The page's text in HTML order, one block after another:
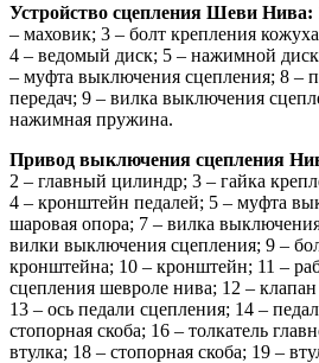
Устройство сцепления Шеви Нива:
– маховик; 3 – болт крепления
4 – ведомый диск; 5 – нажимной
– муфта выключения сцепления; 8 –
передач; 9 – вилка выключения
нажимная пружина.
Привод выключения сцепления
2 – главный цилиндр; 3 – гайка
4 – кронштейн педалей; 5 – муфта
шаровая опора; 7 – вилка
вилки выключения сцепления; 9 –
кронштейна; 10 – кронштейн; 11 –
сцепления шевроле нива; 12 – клапан
13 – ось педали сцепления; 14 –
стопорная скоба; 16 – толкатель
втулка; 18 – стопорная скоба; 19 –